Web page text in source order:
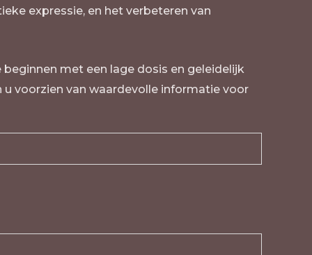
expressie, en het verbeteren van
met een lage dosis en geleidelijk
u voorzien van waardevolle informatie voor